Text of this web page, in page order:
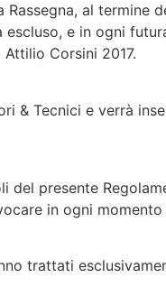
al termine
e in ogni
Corsini 2017.
& Tecnici e verrà
presente
in ogni
trattati